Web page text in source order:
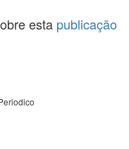
esta publicação